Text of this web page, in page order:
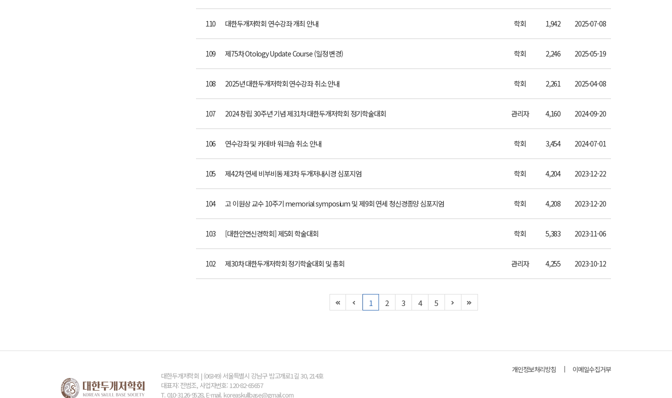
110 대한두개저학회 연수강좌 개최 안내 학회 1,942 2025-07-08
109 제75차 Otology Update Course (일정 변경) 학회 2,246 2025-05-19
108 2025년 대한두개저학회 연수강좌 취소 안내 학회 2,261 2025-04-08
107 2024 창립 30주년 기념 제31차 대한두개저학회 정기학술대회 관리자 4,160 2024-09-20
106 연수강좌 및 카데바 워크숍 취소 안내 학회 3,454 2024-07-01
105 제42차 연세 비부비동 제3차 두개저내시경 심포지엄 학회 4,204 2023-12-22
104 고 이원상 교수 10주기 memorial symposium 및 제9회 연세 청신경종양 심포지엄 학회 4,208 2023-12-20
103 [대한안면신경학회] 제5회 학술대회 학회 5,383 2023-11-06
102 제30차 대한두개저학회 정기학술대회 및 총회 관리자 4,255 2023-10-12
1 2 3 4 5
대한두개저학회 | (06349) 서울특별시 강남구 밤고개로1길 30, 214호
대표자: 전범조, 사업자번호: 120-82-65657
T. 010-3126-9528, E-mail. koreaskullbase@gmail.com
개인정보처리방침 이메일수집거부